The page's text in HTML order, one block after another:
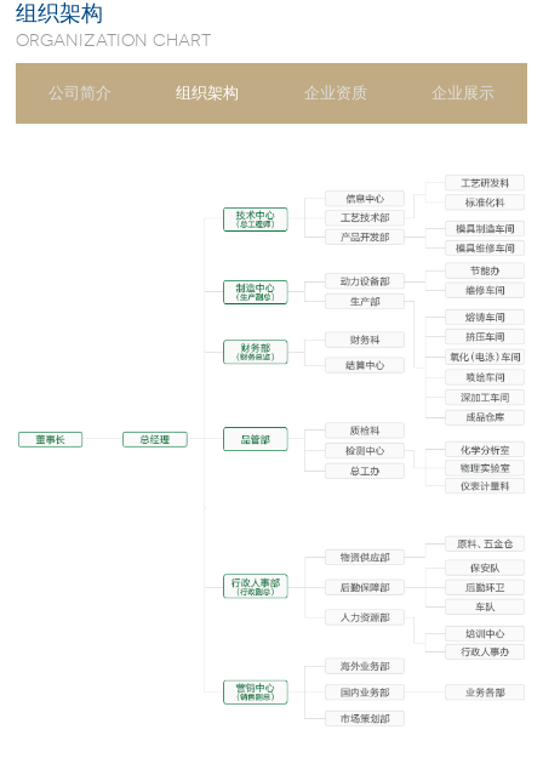
组织架构
organization chart
公司简介 组织架构 企业资质 企业展示